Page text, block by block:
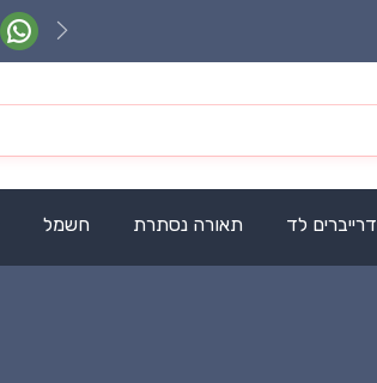
דרייברים לד תאורה נסתרת חשמל